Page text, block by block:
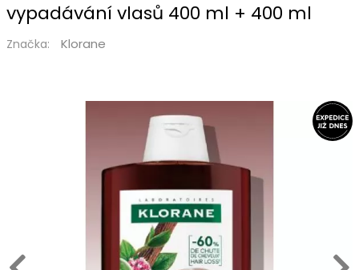
vypadávání vlasů 400 ml + 400 ml
Značka: Klorane